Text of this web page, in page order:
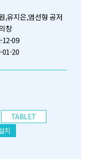
,유지은,염선형 공저
창
12-09
01-20
TABLET
치